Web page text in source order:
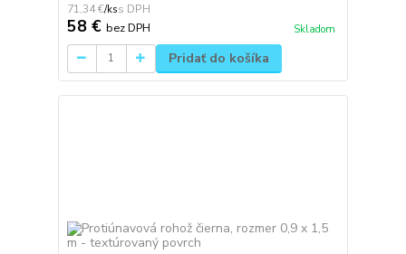
71,34 €/ks
58 € bez DPH Skladom
Pridať do košíka